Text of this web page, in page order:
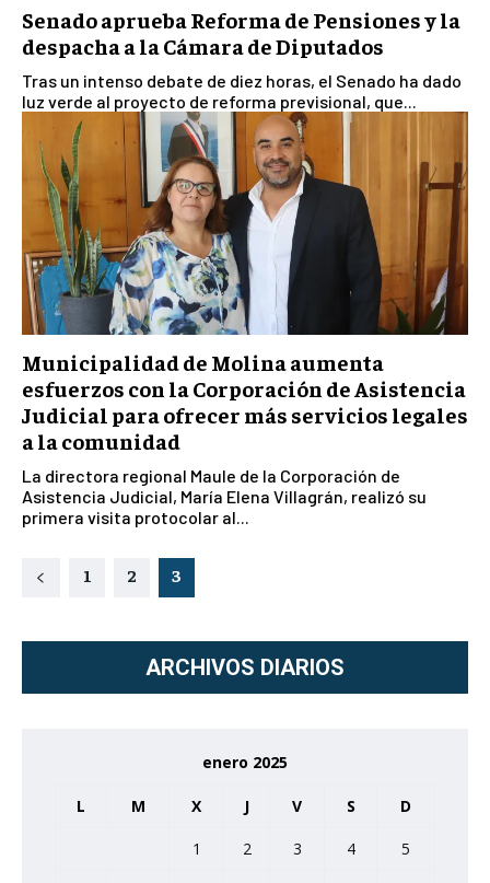
Senado aprueba Reforma de Pensiones y la
despacha a la Cámara de Diputados
Tras un intenso debate de diez horas, el Senado ha dado
luz verde al proyecto de reforma previsional, que...
Municipalidad de Molina aumenta
esfuerzos con la Corporación de Asistencia
Judicial para ofrecer más servicios legales
a la comunidad
La directora regional Maule de la Corporación de
Asistencia Judicial, María Elena Villagrán, realizó su
primera visita protocolar al...
1 2 3
ARCHIVOS DIARIOS
enero 2025
L M X J V S D
1 2 3 4
5